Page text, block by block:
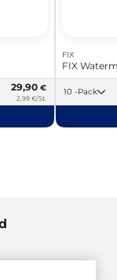
29,90 €
2,99 €/St.
FIX
FIX
10 -Pack